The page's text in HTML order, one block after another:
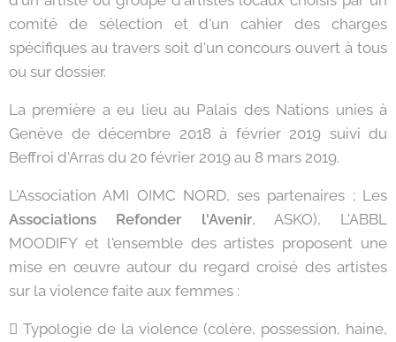
comité de sélection et d'un cahier des charges
spécifiques au travers soit d'un concours ouvert à tous
ou sur dossier.
La première a eu lieu au Palais des Nations unies à
Genève de décembre 2018 à février 2019 suivi du
Beffroi d'Arras du 20 février 2019 au 8 mars 2019.
L'Association AMI OIMC NORD, ses partenaires ; Les
Associations Refonder l'Avenir, ASKO), L'ABBL
MOODIFY et l'ensemble des artistes proposent une
mise en œuvre autour du regard croisé des artistes
sur la violence faite aux femmes :
 Typologie de la violence (colère, possession, haine,